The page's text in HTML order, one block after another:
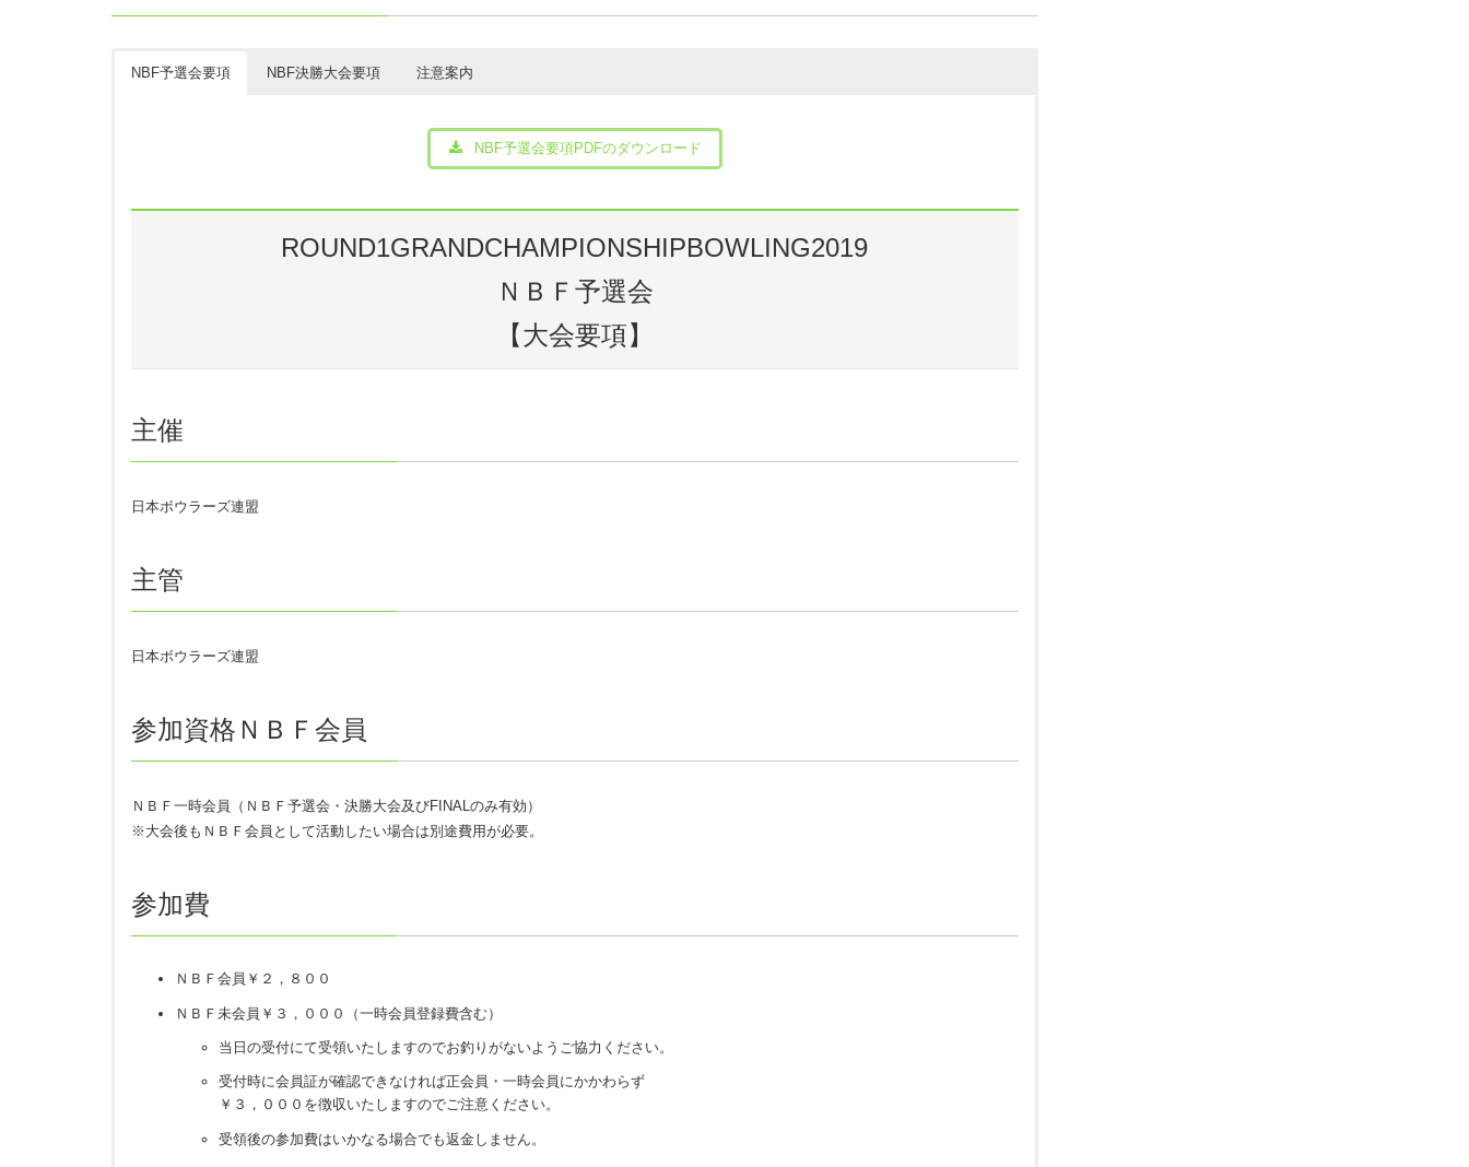
NBF予選会要項 NBF決勝大会要項 注意案内
NBF予選会要項PDFのダウンロード
ROUND1GRANDCHAMPIONSHIPBOWLING2019
ＮＢＦ予選会
【大会要項】
主催
日本ボウラーズ連盟
主管
日本ボウラーズ連盟
参加資格ＮＢＦ会員
ＮＢＦ一時会員（ＮＢＦ予選会・決勝大会及びFINALのみ有効）
※大会後もＮＢＦ会員として活動したい場合は別途費用が必要。
参加費
ＮＢＦ会員￥２，８００
ＮＢＦ未会員￥３，０００（一時会員登録費含む）
当日の受付にて受領いたしますのでお釣りがないようご協力ください。
受付時に会員証が確認できなければ正会員・一時会員にかかわらず
￥３，０００を徴収いたしますのでご注意ください。
受領後の参加費はいかなる場合でも返金しません。